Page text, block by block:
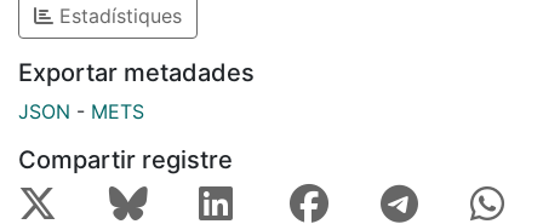
Estadístiques
Exportar metadades
JSON - METS
Compartir registre